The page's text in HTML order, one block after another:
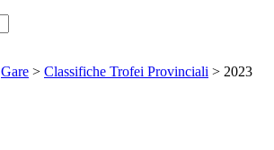
Gare > Classifiche Trofei Provinciali > 2023